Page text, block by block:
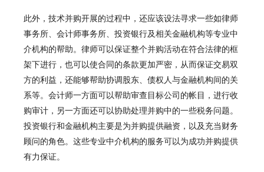
此外，技术并购开展的过程中，还应该设法寻求一些如律师
事务所、会计师事务所、投资银行及相关金融机构等专业中
介机构的帮助。律师可以保证整个并购活动在符合法律的框
架下进行，也可以使合同的条款更加严密，从而保证交易双
方的利益，还能够帮助协调股东、债权人与金融机构间的关
系等。会计师一方面可以帮助审查目标公司的帐目，进行收
购审计，另一方面还可以协助处理并购中的一些税务问题。
投资银行和金融机构主要是为并购提供融资，以及充当财务
顾问的角色。这些专业中介机构的服务可以为成功并购提供
有力保证。